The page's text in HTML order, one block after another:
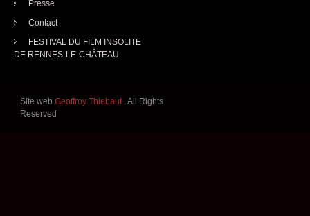
Presse
Contact
FESTIVAL DU FILM INSOLITE
DE RENNES-LE-CHÂTEAU
Site webGeoffroy Thiebaut . All Rights
Reserved